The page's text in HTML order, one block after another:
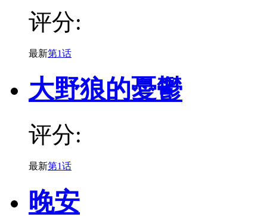
评分:
最新第1话
大野狼的憂鬱
评分:
最新第1话
晚安